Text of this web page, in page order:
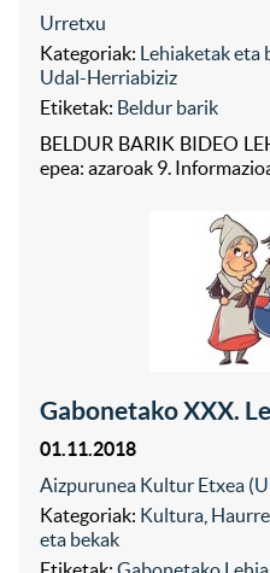
Urretxu
Kategoriak: Lehiaketak eta
Udal-Herriabiziz
Etiketak: Beldur barik
BELDUR BARIK BIDEO
epea: azaroak 9.
Gabonetako XXX.
01.11.2018
Aizpurunea Kultur Etxea
Kategoriak: Kultura
eta bekak